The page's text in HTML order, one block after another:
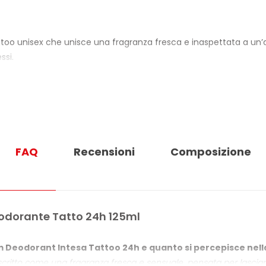
unisex che unisce una fragranza fresca e inaspettata a
tutta la giornata, accompagnando con continuità la
ma trasversale: la fragranza aderisce alla pelle come un
FAQ Recensioni Composizione
Tatto 24h 125ml
Deodorant Intesa Tattoo 24h e quanto si percepisce
come una fragranza fresca e sensuale, pensata per